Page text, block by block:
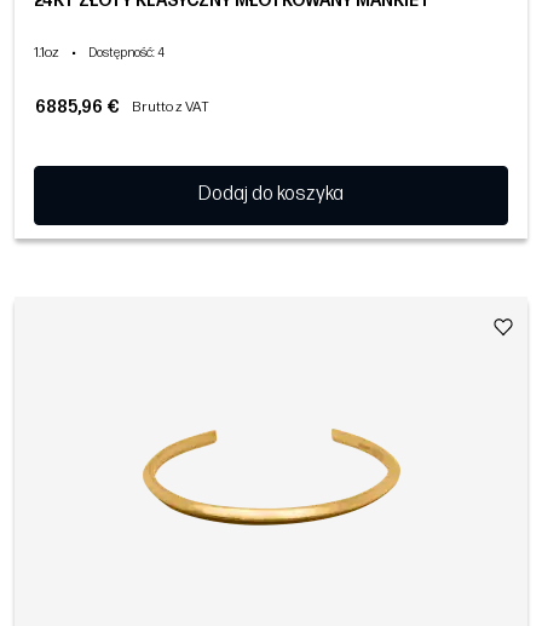
1.1oz • Dostępność: 4
6885,96 € Brutto z VAT
Dodaj do koszyka